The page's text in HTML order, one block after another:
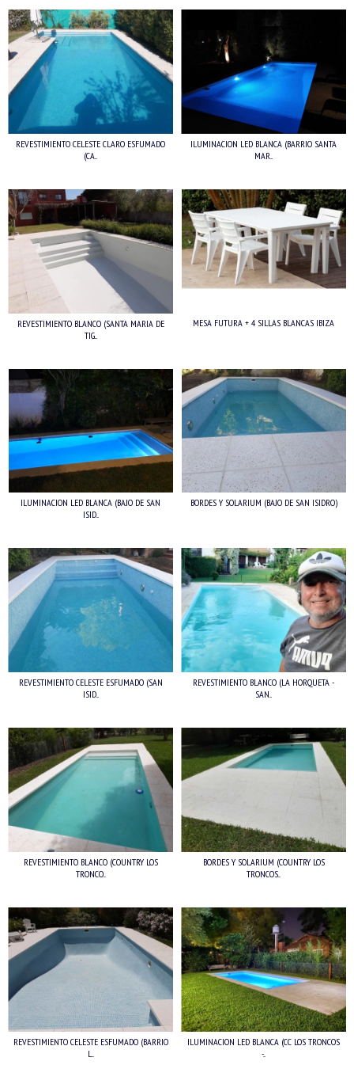
REVESTIMIENTO CELESTE CLARO ESFUMADO
(CA...
ILUMINACION LED BLANCA (BARRIO SANTA
MAR...
REVESTIMIENTO BLANCO (SANTA MARIA DE
TIG...
MESA FUTURA + 4 SILLAS BLANCAS IBIZA
ILUMINACION LED BLANCA (BAJO DE SAN
ISID...
BORDES Y SOLARIUM (BAJO DE SAN ISIDRO)
REVESTIMIENTO CELESTE ESFUMADO (SAN
ISID...
REVESTIMIENTO BLANCO (LA HORQUETA -
SAN...
REVESTIMIENTO BLANCO (COUNTRY LOS
TRONCO...
BORDES Y SOLARIUM (COUNTRY LOS
TRONCOS...
REVESTIMIENTO CELESTE ESFUMADO (BARRIO
L...
ILUMINACION LED BLANCA (CC LOS TRONCOS
-...